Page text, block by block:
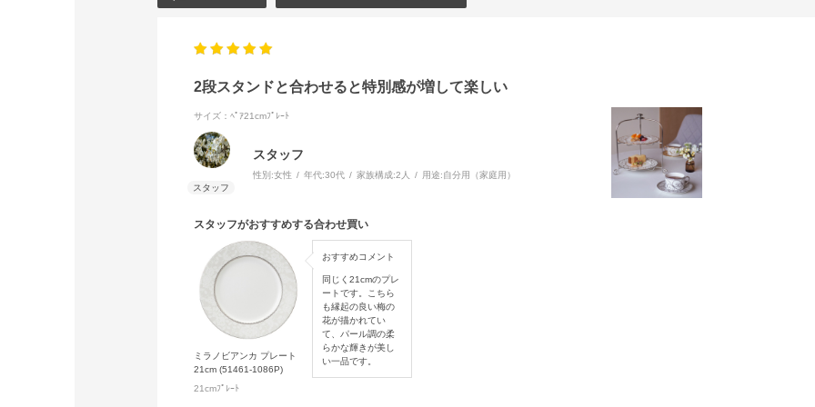
2段スタンドと合わせると特別感が増して楽しい
サイズ：ﾍﾟｱ21cmﾌﾟﾚｰﾄ
スタッフ
性別:女性 年代:30代 家族構成:2人 用途:自分用（家庭用）
スタッフがおすすめする合わせ買い
ミラノビアンカ プレート
21cm (51461-1086P)
21cmﾌﾟﾚｰﾄ
おすすめコメント
同じく21cmのプレ
ートです。こちら
も縁起の良い梅の
花が描かれてい
て、パール調の柔
らかな輝きが美し
い一品です。